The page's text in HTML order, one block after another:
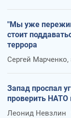
"Мы уже
стоит
террора
Сергей Марченко,
Запад проспал
проверить НАТО
Леонид Невзлин